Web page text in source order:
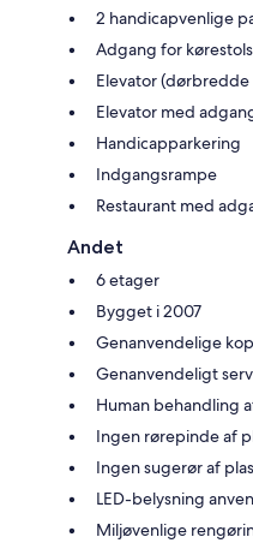
2 handicapvenlige
Adgang for
Elevator
Elevator med
Handicapparkering
Indgangsrampe
Restaurant med
Andet
6 etager
Bygget i 2007
Genanvendelige
Genanvendeligt
Human behandling
Ingen rørepinde af
Ingen sugerør af
LED-belysning
Miljøvenlige